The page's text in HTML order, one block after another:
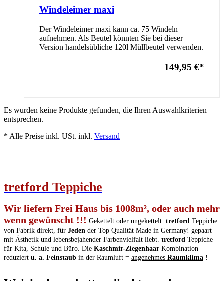
Windeleimer maxi
Der Windeleimer maxi kann ca. 75 Windeln
aufnehmen. Als Beutel könnten Sie bei dieser
Version handelsübliche 120l Müllbeutel verwenden.
149,95 €*
Es wurden keine Produkte gefunden, die Ihren Auswahlkriterien
entsprechen.
* Alle Preise inkl. USt. inkl. Versand
tretford Teppiche
Wir liefern Frei Haus bis 1008m², oder auch mehr
wenn gewünscht !!! Gekettelt oder ungekettelt. tretford Teppiche
von Fabrik direkt, für Jeden der Top Qualität Made in Germany! gepaart
mit Ästhetik und lebensbejahender Farbenvielfalt liebt. tretford Teppiche
für Kita, Schule und Büro. Die Kaschmir-Ziegenhaar Kombination
reduziert u. a. Feinstaub in der Raumluft = angenehmes Raumklima !